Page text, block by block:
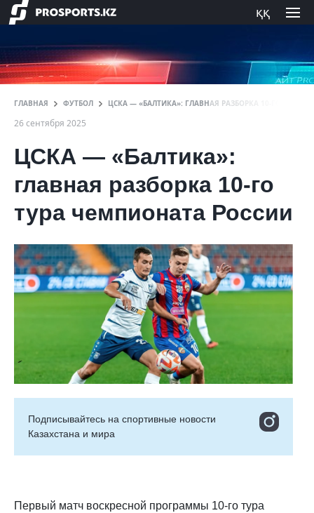
ққ
ГЛАВНАЯ ФУТБОЛ ЦСКА — «БАЛТИКА»: ГЛАВНАЯ РАЗБОРКА 10-ГО ТУРА
26 сентября 2025
ЦСКА — «Балтика»:
главная разборка 10-го
тура чемпионата России
Подписывайтесь на cпортивные новости
Казахстана и мира
Первый матч воскресной программы 10-го тура